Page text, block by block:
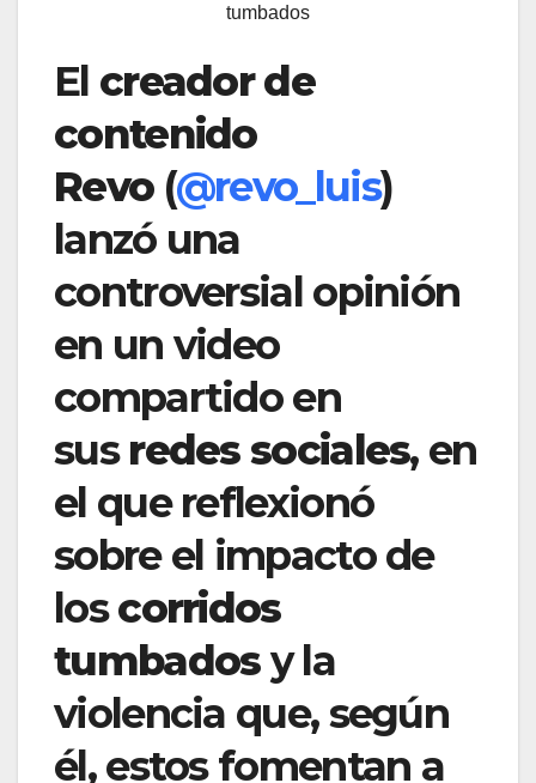
tumbados
El creador de
contenido
Revo(@revo_luis)
lanzó una
controversial opinión
en un video
compartido en
susredes sociales, en
el que reflexionó
sobre el impacto de
loscorridos
tumbadosy la
violencia que, según
él, estos fomentan a